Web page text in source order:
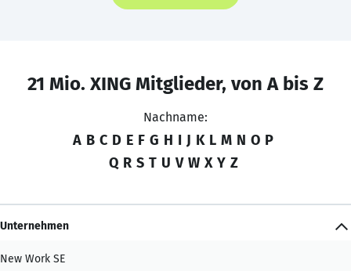
21 Mio. XING Mitglieder, von A bis Z
Nachname:
A B C D E F G H I J K L M N O P
Q R S T U V W X Y Z
Unternehmen
New Work SE